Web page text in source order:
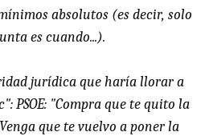
absolutos (es decir, solo
es cuando...).
jurídica que haría llorar a
PSOE: "Compra que te quito la
que te vuelvo a poner la